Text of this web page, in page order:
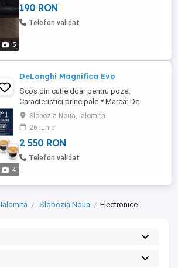
5
190 RON
Telefon validat
4
DeLonghi Magnifica Evo
Scos din cutie doar pentru poze.
Caracteristici principale * Marcă: De
Longhi * Capacitate: 1,8 litri * Culoare:
Negru * Dimensiuni: 44 cm (adâncime) 24
cm (lățime) 36 cm (înălțime) *
Caracteristici speciale: rezervor de apă
detașabil, curățare ușoară, 7 rețete, sistem
Slobozia Noua, Ialomita
26 iunie
2 550 RON
Telefon validat
Ialomita Slobozia Noua Electronice